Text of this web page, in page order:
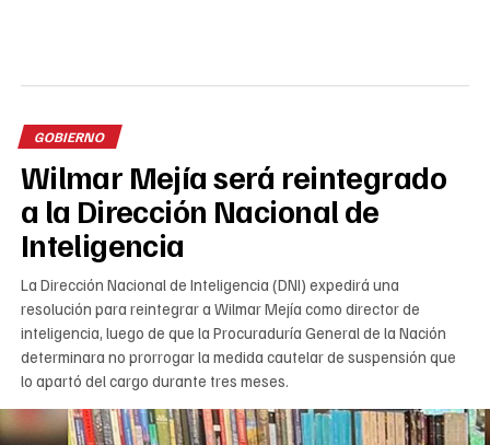
GOBIERNO
Wilmar Mejía será reintegrado
a la Dirección Nacional de
Inteligencia
La Dirección Nacional de Inteligencia (DNI) expedirá una
resolución para reintegrar a Wilmar Mejía como director de
inteligencia, luego de que la Procuraduría General de la Nación
determinara no prorrogar la medida cautelar de suspensión que
lo apartó del cargo durante tres meses.